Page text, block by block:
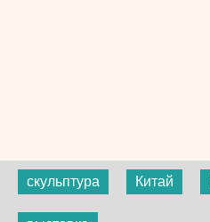
скульптура Китай